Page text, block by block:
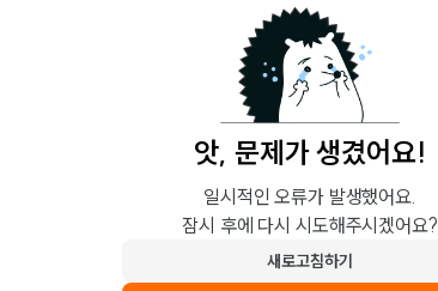
앗, 문제가 생겼어요!
일시적인 오류가 발생했어요.
잠시 후에 다시 시도해주시겠어요?
새로고침하기